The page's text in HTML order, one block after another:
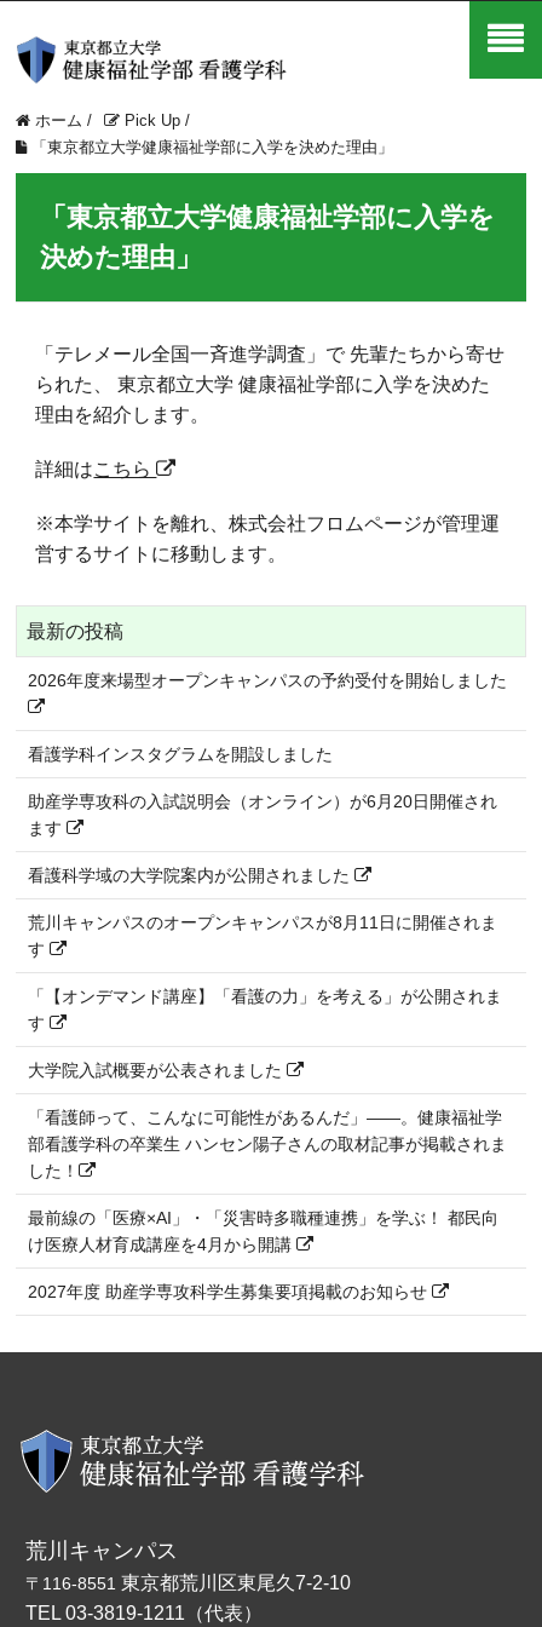
ホーム / Pick Up /
「東京都立大学健康福祉学部に入学を決めた理由」
「東京都立大学健康福祉学部に入学を
決めた理由」
「テレメール全国一斉進学調査」で 先輩たちから寄せ
られた、 東京都立大学 健康福祉学部に入学を決めた
理由を紹介します。
詳細はこちら
※本学サイトを離れ、株式会社フロムページが管理運
営するサイトに移動します。
最新の投稿
2026年度来場型オープンキャンパスの予約受付を開始しました
看護学科インスタグラムを開設しました
助産学専攻科の入試説明会（オンライン）が6月20日開催され
ます
看護科学域の大学院案内が公開されました
荒川キャンパスのオープンキャンパスが8月11日に開催されま
す
「【オンデマンド講座】「看護の力」を考える」が公開されま
す
大学院入試概要が公表されました
「看護師って、こんなに可能性があるんだ」――。健康福祉学
部看護学科の卒業生 ハンセン陽子さんの取材記事が掲載されま
した！
最前線の「医療×AI」・「災害時多職種連携」を学ぶ！ 都民向
け医療人材育成講座を4月から開講
2027年度 助産学専攻科学生募集要項掲載のお知らせ
荒川キャンパス
〒116-8551 東京都荒川区東尾久7-2-10
TEL 03-3819-1211（代表）